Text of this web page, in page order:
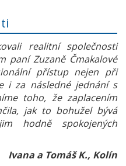
realitní společnosti
paní Zuzaně Čmakalové
přístup nejen při
i za následné jednání s
toho, že zaplacením
jak to bohužel bývá
hodně spokojených
Ivana a Tomáš K., Kolín